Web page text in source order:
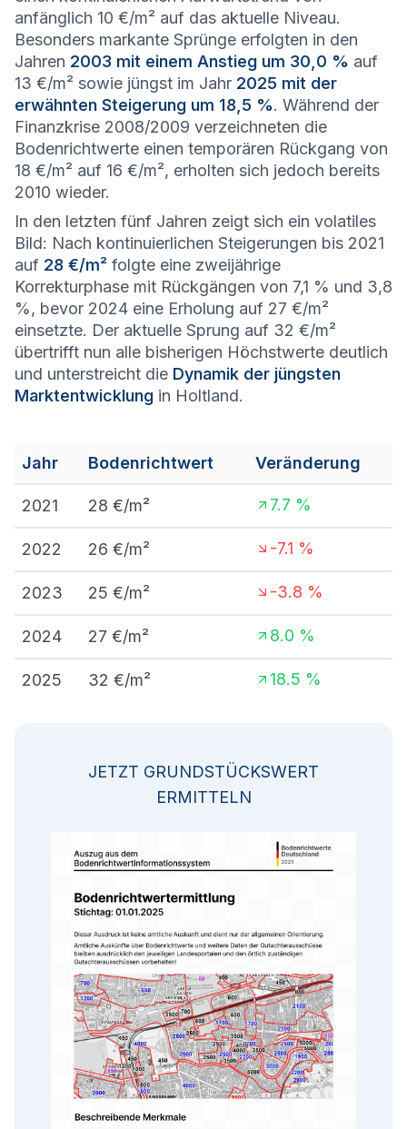
anfänglich 10 €/m² auf das aktuelle Niveau.
Besonders markante Sprünge erfolgten in den
Jahren 2003 mit einem Anstieg um 30,0 % auf
13 €/m² sowie jüngst im Jahr 2025 mit der
erwähnten Steigerung um 18,5 %. Während der
Finanzkrise 2008/2009 verzeichneten die
Bodenrichtwerte einen temporären Rückgang von
18 €/m² auf 16 €/m², erholten sich jedoch bereits
2010 wieder.
In den letzten fünf Jahren zeigt sich ein volatiles
Bild: Nach kontinuierlichen Steigerungen bis 2021
auf 28 €/m² folgte eine zweijährige
Korrekturphase mit Rückgängen von 7,1 % und 3,8
%, bevor 2024 eine Erholung auf 27 €/m²
einsetzte. Der aktuelle Sprung auf 32 €/m²
übertrifft nun alle bisherigen Höchstwerte deutlich
und unterstreicht die Dynamik der jüngsten
Marktentwicklung in Holtland.
Jahr Bodenrichtwert Veränderung
2021 28 €/m² 7.7 %
2022 26 €/m² -7.1 %
2023 25 €/m² -3.8 %
2024 27 €/m² 8.0 %
2025 32 €/m² 18.5 %
JETZT GRUNDSTÜCKSWERT
ERMITTELN